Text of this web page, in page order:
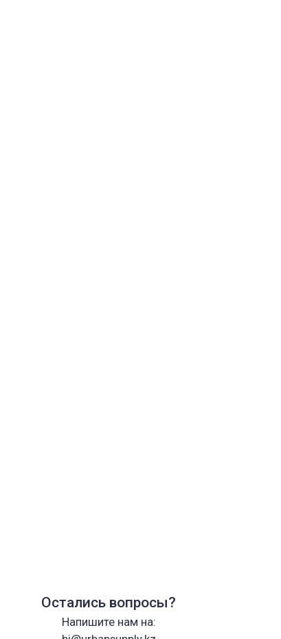
Остались вопросы?
Напишите нам на: